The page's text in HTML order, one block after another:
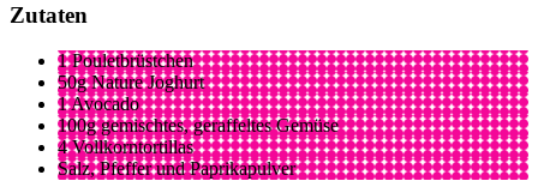
Zutaten
1 Pouletbrüstchen
50g Nature Joghurt
1 Avocado
100g gemischtes, geraffeltes Gemüse
4 Vollkorntortillas
Salz, Pfeffer und Paprikapulver